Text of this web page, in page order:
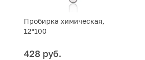
Пробирка химическая,
12*100
428 руб.